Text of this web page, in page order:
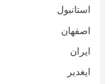
استانبول
اصفهان
ایران
ایغدیر